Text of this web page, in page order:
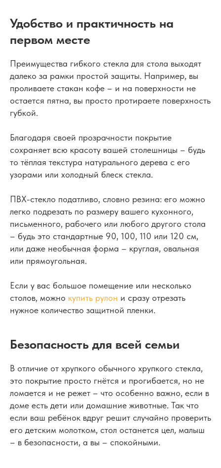
Удобство и практичность на
первом месте
Преимущества гибкого стекла для стола выходят
далеко за рамки простой защиты. Например, вы
проливаете стакан кофе – и на поверхности не
остается пятна, вы просто протираете поверхность
губкой.
Благодаря своей прозрачности покрытие
сохраняет всю красоту вашей столешницы – будь
то тёплая текстура натурального дерева с его
узорами или холодный блеск стекла.
ПВХ-стекло податливо, словно резина: его можно
легко подрезать по размеру вашего кухонного,
письменного, рабочего или любого другого стола
– будь это стандартные 90, 100, 110 или 120 см,
или даже необычная форма – круглая, овальная
или прямоугольная.
Если у вас большое помещение или несколько
столов, можно купить рулон и сразу отрезать
нужное количество защитной пленки.
Безопасность для всей семьи
В отличие от хрупкого обычного хрупкого стекла,
это покрытие просто гнётся и прогибается, но не
ломается и не режет – что особенно важно, если в
доме есть дети или домашние животные. Так что
если ваш ребёнок вдруг решит случайно проверить
его детским молотком, стол останется цел, малыш
– в безопасности, а вы – спокойными.